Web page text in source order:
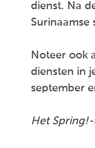
dienst. Na
Surinaamse
Noteer ook
diensten in
september
Het